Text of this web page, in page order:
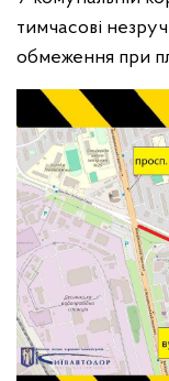
тимчасові
обмеження при